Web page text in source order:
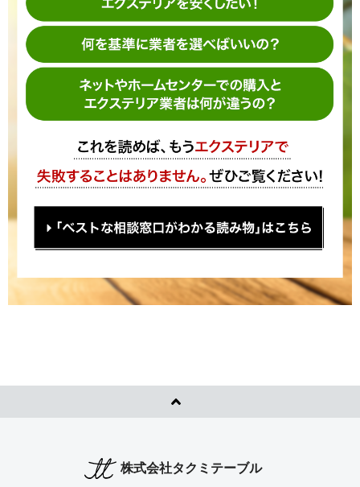
株式会社タクミテーブル